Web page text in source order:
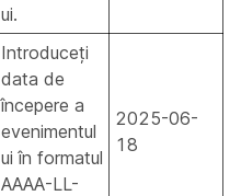
ui.
Introduceți
data de
începere a
evenimentul
ui în formatul
AAAA-LL-
2025-06-
18